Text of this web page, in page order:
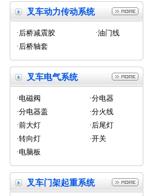
叉车动力传动系统
·后桥减震胶
·油门线
·后桥轴套
叉车电气系统
·电磁阀
·分电器
·分电器盖
·分火线
·前大灯
·后尾灯
·转向灯
·开关
·电脑板
叉车门架起重系统